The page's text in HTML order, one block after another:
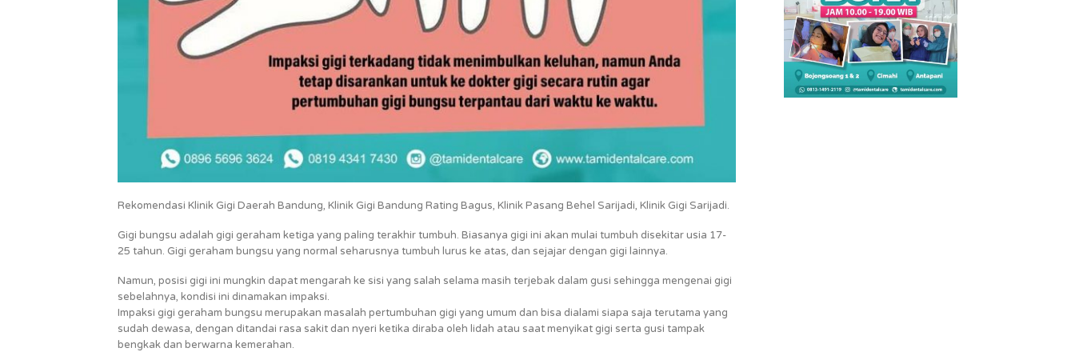
Rekomendasi Klinik Gigi Daerah Bandung, Klinik Gigi Bandung Rating Bagus, Klinik Pasang Behel Sarijadi, Klinik Gigi Sarijadi.
Gigi bungsu adalah gigi geraham ketiga yang paling terakhir tumbuh. Biasanya gigi ini akan mulai tumbuh disekitar usia 17-
25 tahun. Gigi geraham bungsu yang normal seharusnya tumbuh lurus ke atas, dan sejajar dengan gigi lainnya.
Namun, posisi gigi ini mungkin dapat mengarah ke sisi yang salah selama masih terjebak dalam gusi sehingga mengenai gigi
sebelahnya, kondisi ini dinamakan impaksi.
Impaksi gigi geraham bungsu merupakan masalah pertumbuhan gigi yang umum dan bisa dialami siapa saja terutama yang
sudah dewasa, dengan ditandai rasa sakit dan nyeri ketika diraba oleh lidah atau saat menyikat gigi serta gusi tampak
bengkak dan berwarna kemerahan.